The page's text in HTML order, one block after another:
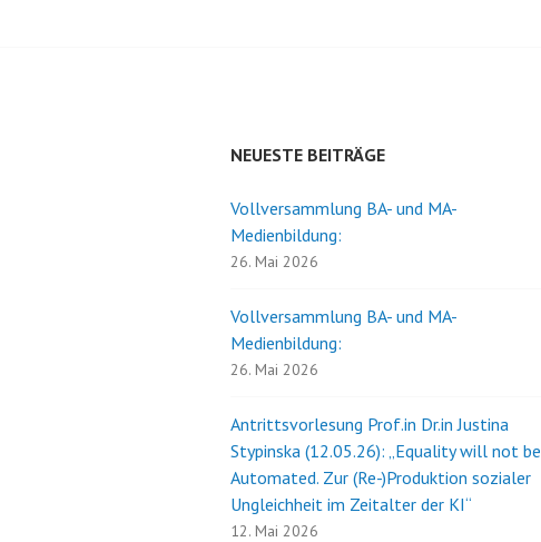
NEUESTE BEITRÄGE
Vollversammlung BA- und MA-
Medienbildung:
26. Mai 2026
Vollversammlung BA- und MA-
Medienbildung:
26. Mai 2026
Antrittsvorlesung Prof.in Dr.in Justina
Stypinska (12.05.26): „Equality will not be
Automated. Zur (Re-)Produktion sozialer
Ungleichheit im Zeitalter der KI“
12. Mai 2026